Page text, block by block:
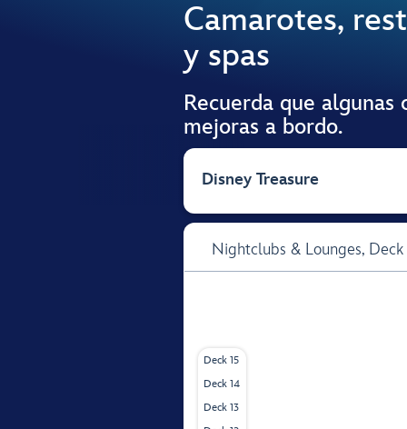
Camarotes,
y spas
Recuerda que
mejoras a bordo.
Disney Treasure
Nightclubs & Lounges, Deck
Deck 15
Deck 14
Deck 13